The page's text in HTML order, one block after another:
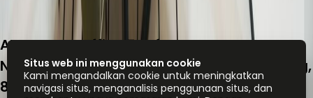
Alamanda Office 5th floor, Jalan Bypass
Ngurah Rai, 67 Kedonganan Kuta - Badung,
80361
Situs web ini menggunakan cookie
Kami mengandalkan cookie untuk meningkatkan
navigasi situs, menganalisis penggunaan situs, dan